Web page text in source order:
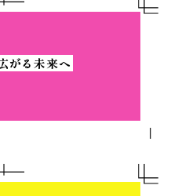
がる未来へ